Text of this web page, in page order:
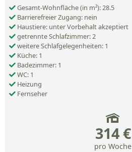
Gesamt-Wohnfläche (in m²): 28.5
Barrierefreier Zugang: nein
Haustiere: unter Vorbehalt akzeptiert
getrennte Schlafzimmer: 2
weitere Schlafgelegenheiten: 1
Küche: 1
Badezimmer: 1
WC: 1
Heizung
Fernseher
314 €
pro Woche